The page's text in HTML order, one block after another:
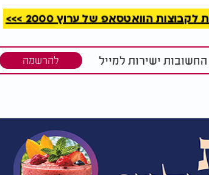
לו מכוח חסינותו.
והוא יעשה את כל מה שהוא צריך לעשות
בשעת הדחק, כדאי הוא לסמוך עליו גם
שתהיה בריא וחזק שתוכל עוד הרבה שנים
הוואטסאפ של ערוץ 2000 >>>
ישירות למייל להרשמה